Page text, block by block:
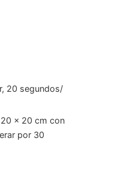
20 segundos/
x 20 cm con
por 30